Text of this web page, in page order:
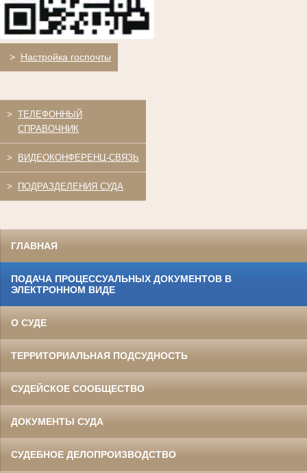
> Настройка госпочты
> ТЕЛЕФОННЫЙ
СПРАВОЧНИК
> ВИДЕОКОНФЕРЕНЦ-СВЯЗЬ
> ПОДРАЗДЕЛЕНИЯ СУДА
ГЛАВНАЯ
ПОДАЧА ПРОЦЕССУАЛЬНЫХ ДОКУМЕНТОВ В
ЭЛЕКТРОННОМ ВИДЕ
О СУДЕ
ТЕРРИТОРИАЛЬНАЯ ПОДСУДНОСТЬ
СУДЕЙСКОЕ СООБЩЕСТВО
ДОКУМЕНТЫ СУДА
СУДЕБНОЕ ДЕЛОПРОИЗВОДСТВО